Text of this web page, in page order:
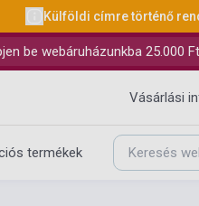
Külföldi címre történő
be webáruházunkba 25.000
Vásárlási
termékek